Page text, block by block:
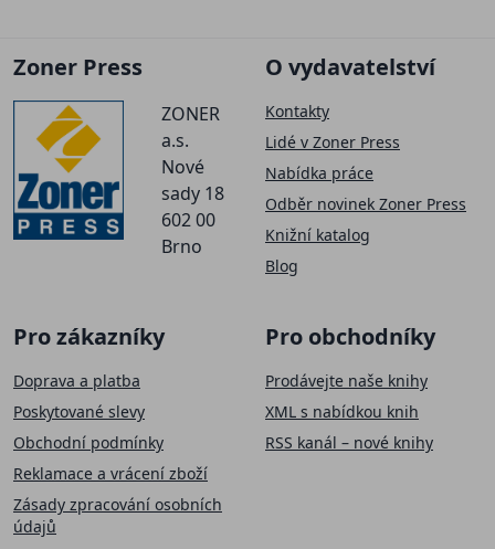
Zoner Press
ZONER
a.s.
Nové
sady 18
602 00
Brno
O vydavatelství
Kontakty
Lidé v Zoner Press
Nabídka práce
Odběr novinek Zoner Press
Knižní katalog
Blog
Pro zákazníky
Doprava a platba
Poskytované slevy
Obchodní podmínky
Reklamace a vrácení zboží
Zásady zpracování osobních
údajů
Pro obchodníky
Prodávejte naše knihy
XML s nabídkou knih
RSS kanál – nové knihy